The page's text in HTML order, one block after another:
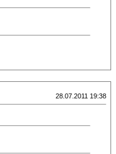
28.07.2011 19:38